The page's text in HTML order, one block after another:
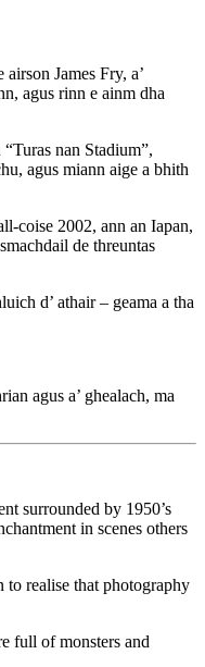
James Fry, a’
agus rinn e ainm dha
nan Stadium”,
agus miann aige a bhith
coise 2002, ann an Iapan,
de threuntas
d’ athair – geama a tha
agus a’ ghealach, ma
surrounded by 1950’s
in scenes others
realise that photography
full of monsters and